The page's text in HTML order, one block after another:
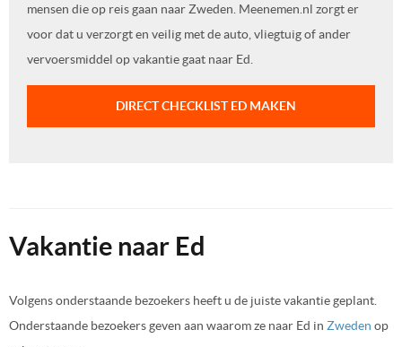
mensen die op reis gaan naar Zweden. Meenemen.nl zorgt er
voor dat u verzorgt en veilig met de auto, vliegtuig of ander
vervoersmiddel op vakantie gaat naar Ed.
DIRECT CHECKLIST ED MAKEN
Vakantie naar Ed
Volgens onderstaande bezoekers heeft u de juiste vakantie geplant.
Onderstaande bezoekers geven aan waarom ze naar Ed in Zweden op